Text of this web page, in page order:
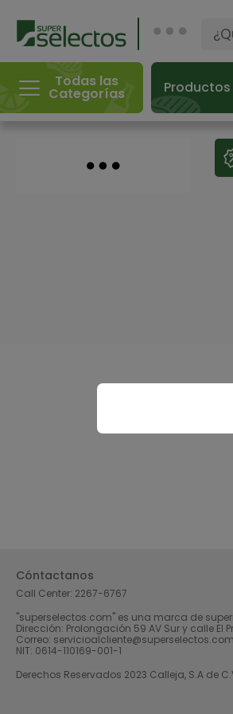
Todas las
Categorías
Cóntactanos
Call Center: 2267-6767
"superselectos.com" es una marca de
Dirección: Prolongación 59 AV Sur y calle El
Correo:
NIT: 0614-110169-001-1
Derechos Reservados 2023 Calleja, S.A de